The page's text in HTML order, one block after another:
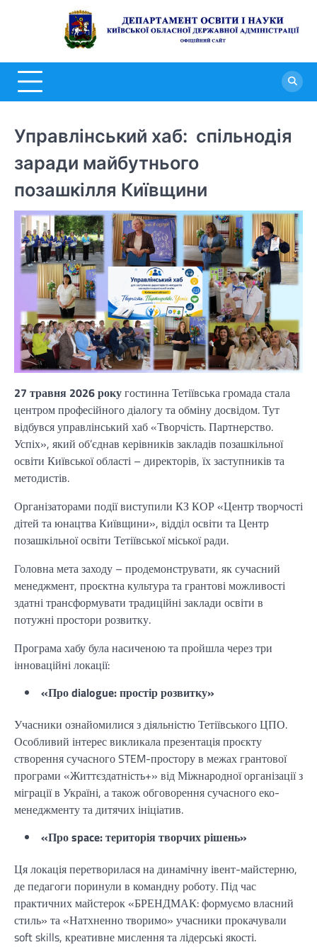
Управлінський хаб: спільнодія
заради майбутнього
позашкілля Київщини
27 травня 2026 рокугостинна Тетіївська громада стала
центром професійного діалогу та обміну досвідом. Тут
відбувся управлінський хаб «Творчість. Партнерство.
Успіх», який об’єднав керівників закладів позашкільної
освіти Київської області – директорів, їх заступників та
методистів.
Організаторами події виступили КЗ КОР «Центр творчості
дітей та юнацтва Київщини», відділ освіти та Центр
позашкільної освіти Тетіївської міської ради.
Головна мета заходу – продемонструвати, як сучасний
менеджмент, проєктна культура та грантові можливості
здатні трансформувати традиційні заклади освіти в
потужні простори розвитку.
Програма хабу була насиченою та пройшла через три
інноваційні локації:
«Про dialogue: простір розвитку»
Учасники ознайомилися з діяльністю Тетіївського ЦПО.
Особливий інтерес викликала презентація проєкту
створення сучасного STEM-простору в межах грантової
програми «Життєздатність+» від Міжнародної організації з
міграції в Україні, а також обговорення сучасного еко-
менеджменту та дитячих ініціатив.
«Про space: територія творчих рішень»
Ця локація перетворилася на динамічну івент-майстерню,
де педагоги поринули в командну роботу. Під час
практичних майстерок «БРЕНДМАК: формуємо власний
стиль» та «Натхненно творимо» учасники прокачували
soft skills, креативне мислення та лідерські якості.